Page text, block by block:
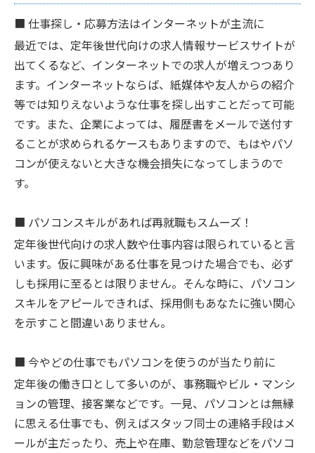
■ 仕事探し・応募方法はインターネットが主流に
最近では、定年後世代向けの求人情報サービスサイトが
出てくるなど、インターネットでの求人が増えつつあり
ます。インターネットならば、紙媒体や友人からの紹介
等では知りえないような仕事を探し出すことだって可能
です。また、企業によっては、履歴書をメールで送付す
ることが求められるケースもありますので、もはやパソ
コンが使えないと大きな機会損失になってしまうので
す。
■ パソコンスキルがあれば再就職もスムーズ！
定年後世代向けの求人数や仕事内容は限られていると言
います。仮に興味がある仕事を見つけた場合でも、必ず
しも採用に至るとは限りません。そんな時に、パソコン
スキルをアピールできれば、採用側もあなたに強い関心
を示すこと間違いありません。
■ 今やどの仕事でもパソコンを使うのが当たり前に
定年後の働き口として多いのが、事務職やビル・マンシ
ョンの管理、接客業などです。一見、パソコンとは無縁
に思える仕事でも、例えばスタッフ同士の連絡手段はメ
ールが主だったり、売上や在庫、勤怠管理などをパソコ